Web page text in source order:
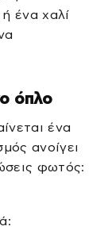
ένα χαλί
όπλο
ένα
ανοίγει
φωτός: